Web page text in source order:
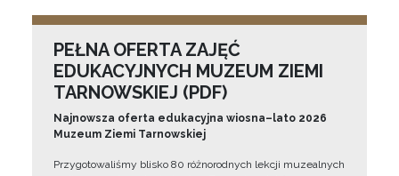
PEŁNA OFERTA ZAJĘĆ
EDUKACYJNYCH MUZEUM ZIEMI
TARNOWSKIEJ (PDF)
Najnowsza oferta edukacyjna wiosna–lato 2026
Muzeum Ziemi Tarnowskiej
Przygotowaliśmy blisko 80 różnorodnych lekcji muzealnych